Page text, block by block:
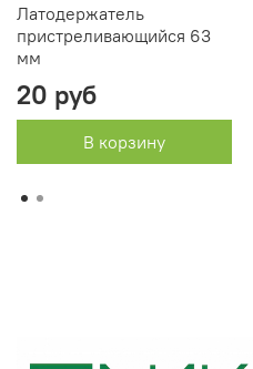
Латодержатель
пристреливающийся 63
мм
20 руб
В корзину